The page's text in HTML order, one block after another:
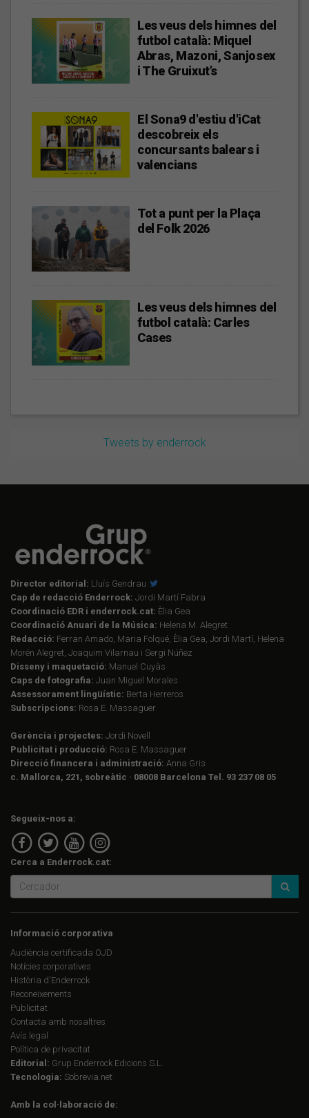
Les veus dels himnes del
futbol català: Miquel
Abras, Mazoni, Sanjosex
i The Gruixut’s
El Sona9 d'estiu d'iCat
descobreix els
concursants balears i
valencians
Tot a punt per la Plaça
del Folk 2026
Les veus dels himnes del
futbol català: Carles
Cases
Tweets by enderrock
Director editorial: Lluís Gendrau
Cap de redacció Enderrock: Jordi Martí Fabra
Coordinació EDR i enderrock.cat: Èlia Gea
Coordinació Anuari de la Música: Helena M. Alegret
Redacció: Ferran Amado, Maria Folqué, Èlia Gea, Jordi Martí, Helena
Morén Alegret, Joaquim Vilarnau i Sergi Núñez
Disseny i maquetació: Manuel Cuyàs
Caps de fotografia: Juan Miguel Morales
Assessorament lingüístic: Berta Herreros
Subscripcions: Rosa E. Massaguer
Gerència i projectes: Jordi Novell
Publicitat i producció: Rosa E. Massaguer
Direcció financera i administració: Anna Gris
c. Mallorca, 221, sobreàtic · 08008 Barcelona Tel. 93 237 08 05
Segueix-nos a:
Cerca a Enderrock.cat:
Informació corporativa
Audiència certificada OJD
Notícies corporatives
Història d'Enderrock
Reconeixements
Publicitat
Contacta amb nosaltres
Avís legal
Política de privacitat
Editorial: Grup Enderrock Edicions S.L.
Tecnologia: Sobrevia.net
Amb la col·laboració de: